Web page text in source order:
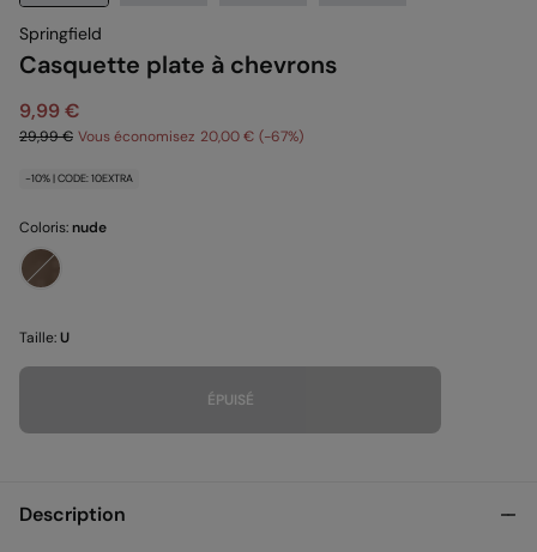
Springfield
Casquette plate à chevrons
9,99 €
29,99 € Vous économisez 20,00 € 67
-10% | CODE: 10EXTRA
Coloris:nude
Taille:U
ÉPUISÉ
Description